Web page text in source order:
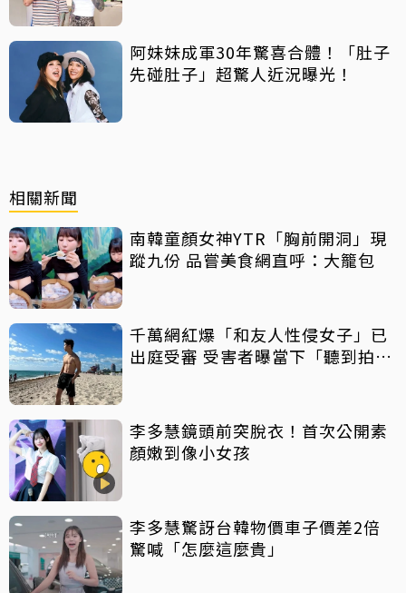
阿妹妹成軍30年驚喜合體！「肚子
先碰肚子」超驚人近況曝光！
相關新聞
南韓童顏女神YTR「胸前開洞」現
蹤九份 品嘗美食網直呼：大籠包
千萬網紅爆「和友人性侵女子」已
出庭受審 受害者曝當下「聽到拍片
李多慧鏡頭前突脫衣！首次公開素
顏嫩到像小女孩
李多慧驚訝台韓物價車子價差2倍
驚喊「怎麼這麼貴」